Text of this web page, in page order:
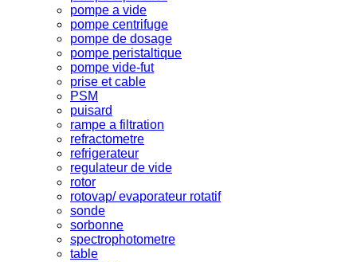
pompe a vide
pompe centrifuge
pompe de dosage
pompe peristaltique
pompe vide-fut
prise et cable
PSM
puisard
rampe a filtration
refractometre
refrigerateur
regulateur de vide
rotor
rotovap/ evaporateur rotatif
sonde
sorbonne
spectrophotometre
table